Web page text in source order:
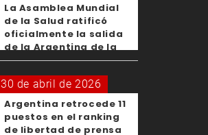
La Asamblea Mundial
de la Salud ratificó
oficialmente la salida
de la Argentina de la
OMS
30 de abril de 2026
Argentina retrocede 11
puestos en el ranking
de libertad de prensa